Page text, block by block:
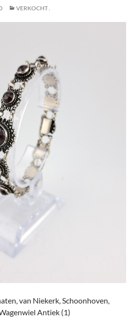
VERKOCHT .
van Niekerk, Schoonhoven,
Antiek (1)